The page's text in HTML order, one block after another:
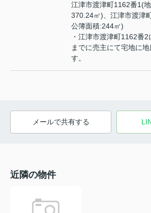
江津市渡津町1162番1(
370.24㎡)、江津市渡津
公簿面積:244㎡)
・江津市渡津町1162番
までに売主にて宅地に
す。
メールで共有する
近隣の物件